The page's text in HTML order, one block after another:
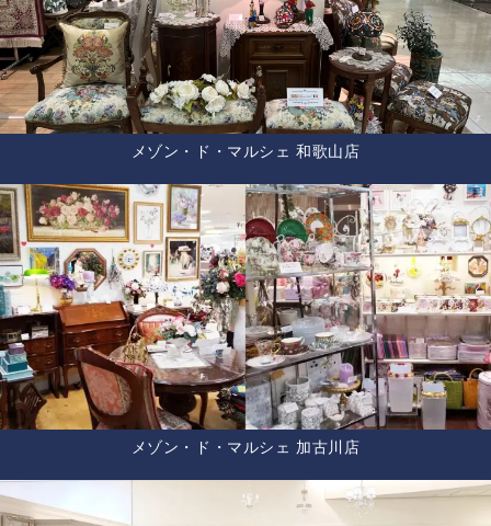
メゾン・ド・マルシェ 和歌山店
メゾン・ド・マルシェ 加古川店